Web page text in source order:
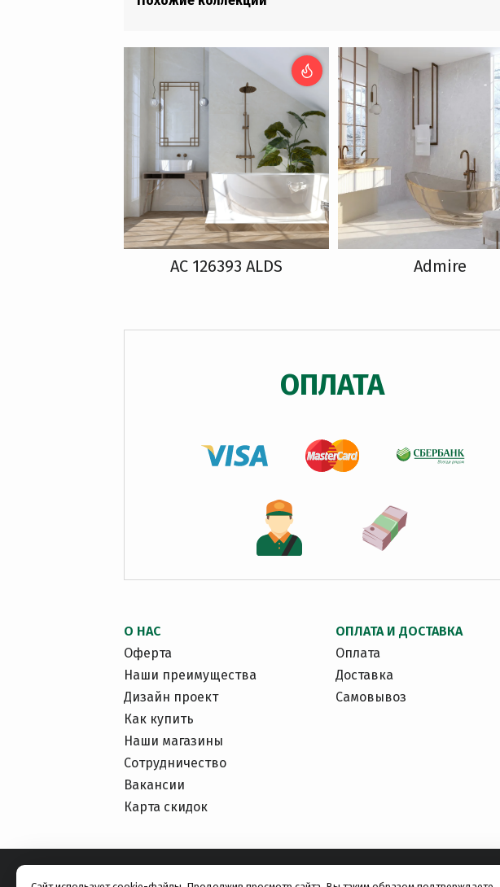
AC 126393 ALDS Admire
ОПЛАТА
О НАС
Оферта
Наши преимущества
Дизайн проект
Как купить
Наши магазины
Сотрудничество
Вакансии
Карта скидок
ОПЛАТА И ДОСТАВКА
Оплата
Доставка
Самовывоз